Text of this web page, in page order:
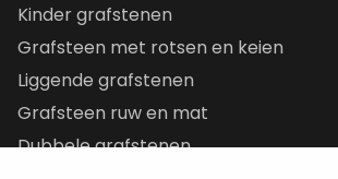
Kinder grafstenen
Grafsteen met rotsen en keien
Liggende grafstenen
Grafsteen ruw en mat
Dubbele grafstenen